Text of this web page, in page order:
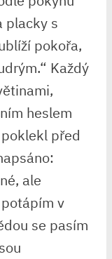
placky s
pokořa,
Každý
heslem
před⁤
ale
v
se pasím⁤